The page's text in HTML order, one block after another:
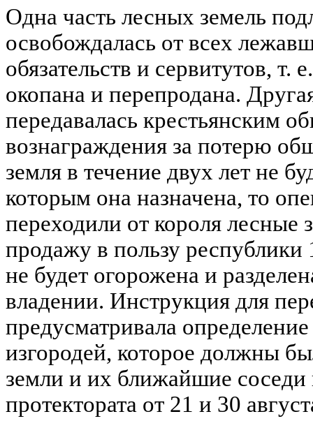
Одна часть лесных земель
освобождалась от всех
обязательств и сервитутов, т.
окопана и перепродана.
передавалась крестьянским
вознаграждения за потерю
земля в течение двух лет не
которым она назначена, то
переходили от короля лесные
продажу в пользу республики
не будет огорожена и
владении. Инструкция для
предусматривала определение
изгородей, которое должны
земли и их ближайшие
протектората от 21 и 30